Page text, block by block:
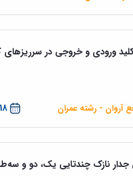
ورودی و ﺧﺮوﺟﯽ در ﺳﺮرﯾﺰﻫﺎی
آروان - رشته عمران
نازک چندتایی یک، دو و